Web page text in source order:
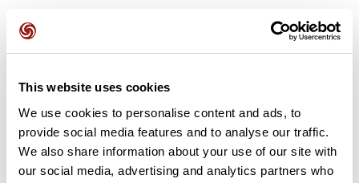
This website uses cookies
We use cookies to personalise content and ads, to
provide social media features and to analyse our traffic.
We also share information about your use of our site with
our social media, advertising and analytics partners who
Avis des utilisateurs
Soyez le premier à ajouter un avis !